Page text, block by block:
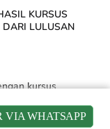
VIA WHATSAPP
KURSUS
LULUSAN
kursus